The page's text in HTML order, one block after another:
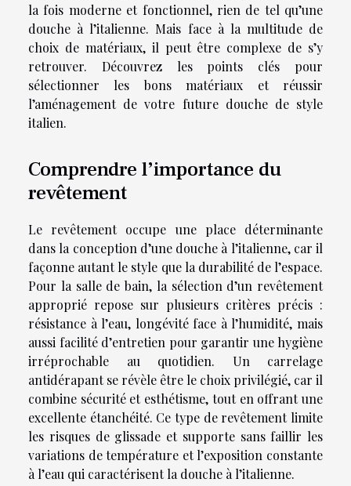
la fois moderne et fonctionnel, rien de tel qu’une
douche à l’italienne. Mais face à la multitude de
choix de matériaux, il peut être complexe de s’y
retrouver. Découvrez les points clés pour
sélectionner les bons matériaux et réussir
l’aménagement de votre future douche de style
italien.
Comprendre l’importance du
revêtement
Le revêtement occupe une place déterminante
dans la conception d’une douche à l’italienne, car il
façonne autant le style que la durabilité de l’espace.
Pour la salle de bain, la sélection d’un revêtement
approprié repose sur plusieurs critères précis :
résistance à l’eau, longévité face à l’humidité, mais
aussi facilité d’entretien pour garantir une hygiène
irréprochable au quotidien. Un carrelage
antidérapant se révèle être le choix privilégié, car il
combine sécurité et esthétisme, tout en offrant une
excellente étanchéité. Ce type de revêtement limite
les risques de glissade et supporte sans faillir les
variations de température et l’exposition constante
à l’eau qui caractérisent la douche à l’italienne.